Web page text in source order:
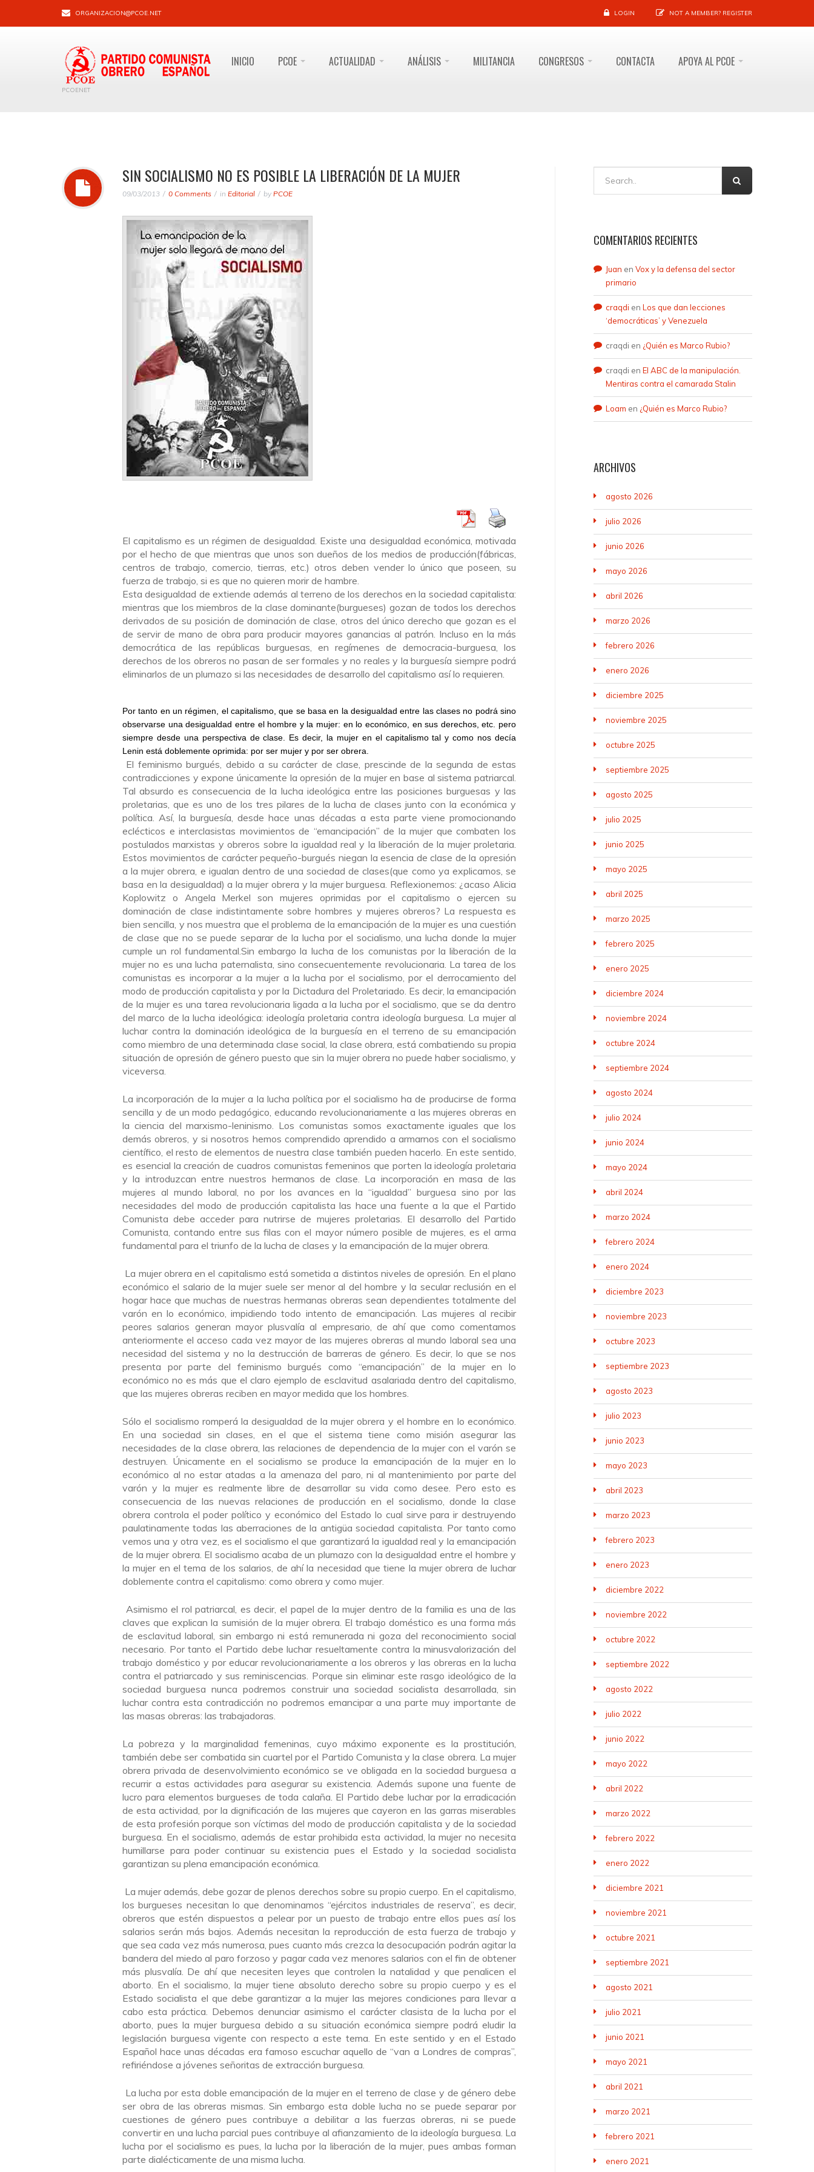
ORGANIZACION@PCOE.NET LOGIN NOT A MEMBER? REGISTER
PCOENET
INICIO PCOE ACTUALIDAD ANÁLISIS MILITANCIA CONGRESOS CONTACTA APOYA AL PCOE
SIN SOCIALISMO NO ES POSIBLE LA LIBERACIÓN DE LA MUJER
09/03/2013 0 Comments in Editorial by PCOE
El capitalismo es un régimen de desigualdad. Existe una desigualdad económica, motivada
por el hecho de que mientras que unos son dueños de los medios de producción(fábricas,
centros de trabajo, comercio, tierras, etc.) otros deben vender lo único que poseen, su
fuerza de trabajo, si es que no quieren morir de hambre.
Esta desigualdad de extiende además al terreno de los derechos en la sociedad capitalista:
mientras que los miembros de la clase dominante(burgueses) gozan de todos los derechos
derivados de su posición de dominación de clase, otros del único derecho que gozan es el
de servir de mano de obra para producir mayores ganancias al patrón. Incluso en la más
democrática de las repúblicas burguesas, en regímenes de democracia-burguesa, los
derechos de los obreros no pasan de ser formales y no reales y la burguesía siempre podrá
eliminarlos de un plumazo si las necesidades de desarrollo del capitalismo así lo requieren.
Por tanto en un régimen, el capitalismo, que se basa en la desigualdad entre las clases no podrá sino
observarse una desigualdad entre el hombre y la mujer: en lo económico, en sus derechos, etc. pero
siempre desde una perspectiva de clase. Es decir, la mujer en el capitalismo tal y como nos decía
Lenin está doblemente oprimida: por ser mujer y por ser obrera.
El feminismo burgués, debido a su carácter de clase, prescinde de la segunda de estas
contradicciones y expone únicamente la opresión de la mujer en base al sistema patriarcal.
Tal absurdo es consecuencia de la lucha ideológica entre las posiciones burguesas y las
proletarias, que es uno de los tres pilares de la lucha de clases junto con la económica y
política. Así, la burguesía, desde hace unas décadas a esta parte viene promocionando
eclécticos e interclasistas movimientos de “emancipación” de la mujer que combaten los
postulados marxistas y obreros sobre la igualdad real y la liberación de la mujer proletaria.
Estos movimientos de carácter pequeño-burgués niegan la esencia de clase de la opresión
a la mujer obrera, e igualan dentro de una sociedad de clases(que como ya explicamos, se
basa en la desigualdad) a la mujer obrera y la mujer burguesa. Reflexionemos: ¿acaso Alicia
Koplowitz o Angela Merkel son mujeres oprimidas por el capitalismo o ejercen su
dominación de clase indistintamente sobre hombres y mujeres obreros? La respuesta es
bien sencilla, y nos muestra que el problema de la emancipación de la mujer es una cuestión
de clase que no se puede separar de la lucha por el socialismo, una lucha donde la mujer
cumple un rol fundamental.Sin embargo la lucha de los comunistas por la liberación de la
mujer no es una lucha paternalista, sino consecuentemente revolucionaria. La tarea de los
comunistas es incorporar a la mujer a la lucha por el socialismo, por el derrocamiento del
modo de producción capitalista y por la Dictadura del Proletariado. Es decir, la emancipación
de la mujer es una tarea revolucionaria ligada a la lucha por el socialismo, que se da dentro
del marco de la lucha ideológica: ideología proletaria contra ideología burguesa. La mujer al
luchar contra la dominación ideológica de la burguesía en el terreno de su emancipación
como miembro de una determinada clase social, la clase obrera, está combatiendo su propia
situación de opresión de género puesto que sin la mujer obrera no puede haber socialismo, y
viceversa.
La incorporación de la mujer a la lucha política por el socialismo ha de producirse de forma
sencilla y de un modo pedagógico, educando revolucionariamente a las mujeres obreras en
la ciencia del marxismo-leninismo. Los comunistas somos exactamente iguales que los
demás obreros, y si nosotros hemos comprendido aprendido a armarnos con el socialismo
científico, el resto de elementos de nuestra clase también pueden hacerlo. En este sentido,
es esencial la creación de cuadros comunistas femeninos que porten la ideología proletaria
y la introduzcan entre nuestros hermanos de clase. La incorporación en masa de las
mujeres al mundo laboral, no por los avances en la “igualdad” burguesa sino por las
necesidades del modo de producción capitalista las hace una fuente a la que el Partido
Comunista debe acceder para nutrirse de mujeres proletarias. El desarrollo del Partido
Comunista, contando entre sus filas con el mayor número posible de mujeres, es el arma
fundamental para el triunfo de la lucha de clases y la emancipación de la mujer obrera.
La mujer obrera en el capitalismo está sometida a distintos niveles de opresión. En el plano
económico el salario de la mujer suele ser menor al del hombre y la secular reclusión en el
hogar hace que muchas de nuestras hermanas obreras sean dependientes totalmente del
varón en lo económico, impidiendo todo intento de emancipación. Las mujeres al recibir
peores salarios generan mayor plusvalía al empresario, de ahí que como comentamos
anteriormente el acceso cada vez mayor de las mujeres obreras al mundo laboral sea una
necesidad del sistema y no la destrucción de barreras de género. Es decir, lo que se nos
presenta por parte del feminismo burgués como “emancipación” de la mujer en lo
económico no es más que el claro ejemplo de esclavitud asalariada dentro del capitalismo,
que las mujeres obreras reciben en mayor medida que los hombres.
Sólo el socialismo romperá la desigualdad de la mujer obrera y el hombre en lo económico.
En una sociedad sin clases, en el que el sistema tiene como misión asegurar las
necesidades de la clase obrera, las relaciones de dependencia de la mujer con el varón se
destruyen. Únicamente en el socialismo se produce la emancipación de la mujer en lo
económico al no estar atadas a la amenaza del paro, ni al mantenimiento por parte del
varón y la mujer es realmente libre de desarrollar su vida como desee. Pero esto es
consecuencia de las nuevas relaciones de producción en el socialismo, donde la clase
obrera controla el poder político y económico del Estado lo cual sirve para ir destruyendo
paulatinamente todas las aberraciones de la antigüa sociedad capitalista. Por tanto como
vemos una y otra vez, es el socialismo el que garantizará la igualdad real y la emancipación
de la mujer obrera. El socialismo acaba de un plumazo con la desigualdad entre el hombre y
la mujer en el tema de los salarios, de ahí la necesidad que tiene la mujer obrera de luchar
doblemente contra el capitalismo: como obrera y como mujer.
Asimismo el rol patriarcal, es decir, el papel de la mujer dentro de la familia es una de las
claves que explican la sumisión de la mujer obrera. El trabajo doméstico es una forma más
de esclavitud laboral, sin embargo ni está remunerada ni goza del reconocimiento social
necesario. Por tanto el Partido debe luchar resueltamente contra la minusvalorización del
trabajo doméstico y por educar revolucionariamente a los obreros y las obreras en la lucha
contra el patriarcado y sus reminiscencias. Porque sin eliminar este rasgo ideológico de la
sociedad burguesa nunca podremos construir una sociedad socialista desarrollada, sin
luchar contra esta contradicción no podremos emancipar a una parte muy importante de
las masas obreras: las trabajadoras.
La pobreza y la marginalidad femeninas, cuyo máximo exponente es la prostitución,
también debe ser combatida sin cuartel por el Partido Comunista y la clase obrera. La mujer
obrera privada de desenvolvimiento económico se ve obligada en la sociedad burguesa a
recurrir a estas actividades para asegurar su existencia. Además supone una fuente de
lucro para elementos burgueses de toda calaña. El Partido debe luchar por la erradicación
de esta actividad, por la dignificación de las mujeres que cayeron en las garras miserables
de esta profesión porque son víctimas del modo de producción capitalista y de la sociedad
burguesa. En el socialismo, además de estar prohibida esta actividad, la mujer no necesita
humillarse para poder continuar su existencia pues el Estado y la sociedad socialista
garantizan su plena emancipación económica.
La mujer además, debe gozar de plenos derechos sobre su propio cuerpo. En el capitalismo,
los burgueses necesitan lo que denominamos “ejércitos industriales de reserva”, es decir,
obreros que estén dispuestos a pelear por un puesto de trabajo entre ellos pues así los
salarios serán más bajos. Además necesitan la reproducción de esta fuerza de trabajo y
que sea cada vez más numerosa, pues cuanto más crezca la desocupación podrán agitar la
bandera del miedo al paro forzoso y pagar cada vez menores salarios con el fin de obtener
más plusvalía. De ahí que necesiten leyes que controlen la natalidad y que penalicen el
aborto. En el socialismo, la mujer tiene absoluto derecho sobre su propio cuerpo y es el
Estado socialista el que debe garantizar a la mujer las mejores condiciones para llevar a
cabo esta práctica. Debemos denunciar asimismo el carácter clasista de la lucha por el
aborto, pues la mujer burguesa debido a su situación económica siempre podrá eludir la
legislación burguesa vigente con respecto a este tema. En este sentido y en el Estado
Español hace unas décadas era famoso escuchar aquello de “van a Londres de compras”,
refiriéndose a jóvenes señoritas de extracción burguesa.
La lucha por esta doble emancipación de la mujer en el terreno de clase y de género debe
ser obra de las obreras mismas. Sin embargo esta doble lucha no se puede separar por
cuestiones de género pues contribuye a debilitar a las fuerzas obreras, ni se puede
convertir en una lucha parcial pues contribuye al afianzamiento de la ideología burguesa. La
lucha por el socialismo es pues, la lucha por la liberación de la mujer, pues ambas forman
parte dialécticamente de una misma lucha.
COMENTARIOS RECIENTES
Juan en Vox y la defensa del sector
primario
craqdi en Los que dan lecciones
‘democráticas’ y Venezuela
craqdi en ¿Quién es Marco Rubio?
craqdi en El ABC de la manipulación.
Mentiras contra el camarada Stalin
Loam en ¿Quién es Marco Rubio?
ARCHIVOS
agosto 2026
julio 2026
junio 2026
mayo 2026
abril 2026
marzo 2026
febrero 2026
enero 2026
diciembre 2025
noviembre 2025
octubre 2025
septiembre 2025
agosto 2025
julio 2025
junio 2025
mayo 2025
abril 2025
marzo 2025
febrero 2025
enero 2025
diciembre 2024
noviembre 2024
octubre 2024
septiembre 2024
agosto 2024
julio 2024
junio 2024
mayo 2024
abril 2024
marzo 2024
febrero 2024
enero 2024
diciembre 2023
noviembre 2023
octubre 2023
septiembre 2023
agosto 2023
julio 2023
junio 2023
mayo 2023
abril 2023
marzo 2023
febrero 2023
enero 2023
diciembre 2022
noviembre 2022
octubre 2022
septiembre 2022
agosto 2022
julio 2022
junio 2022
mayo 2022
abril 2022
marzo 2022
febrero 2022
enero 2022
diciembre 2021
noviembre 2021
octubre 2021
septiembre 2021
agosto 2021
julio 2021
junio 2021
mayo 2021
abril 2021
marzo 2021
febrero 2021
enero 2021